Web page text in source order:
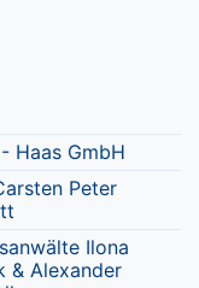
Haas GmbH
Peter
Ilona
& Alexander